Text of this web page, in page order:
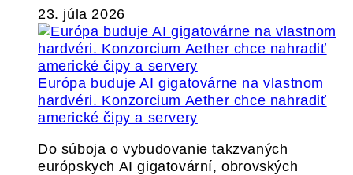
23. júla 2026
Európa buduje AI gigatovárne na vlastnom
hardvéri. Konzorcium Aether chce nahradiť
americké čipy a servery
Do súboja o vybudovanie takzvaných
európskych AI gigatovární, obrovských